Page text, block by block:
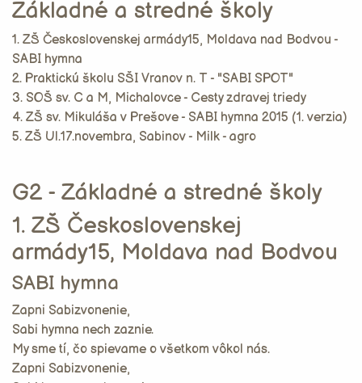
Základné a stredné školy
1. ZŠ Československej armády15, Moldava nad Bodvou -
SABI hymna
2. Praktickú školu SŠI Vranov n. T - "SABI SPOT"
3. SOŠ sv. C a M, Michalovce - Cesty zdravej triedy
4. ZŠ sv. Mikuláša v Prešove - SABI hymna 2015 (1. verzia)
5. ZŠ Ul.17.novembra, Sabinov - Milk - agro
G2 - Základné a stredné školy
1. ZŠ Československej
armády15, Moldava nad Bodvou
SABI hymna
Zapni Sabizvonenie,
Sabi hymna nech zaznie.
My sme tí, čo spievame o všetkom vôkol nás.
Zapni Sabizvonenie,